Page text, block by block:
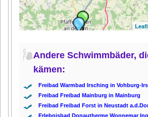
Andere Schwimmbäder,
kämen:
Freibad Warmbad Irsching in Vohburg-
Freibad Freibad Mainburg in Mainburg
Freibad Freibad Forst in Neustadt
Erlebnisbad Donautherme Wonnemar